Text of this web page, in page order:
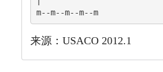
m--m--m--m--m
来源：USACO 2012.1